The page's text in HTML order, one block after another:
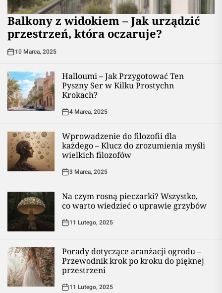
Balkony z widokiem – Jak urządzić
przestrzeń, która oczaruje?
10 Marca, 2025
Halloumi – Jak Przygotować Ten
Pyszny Ser w Kilku Prostychn
Krokach?
4 Marca, 2025
Wprowadzenie do filozofii dla
każdego – Klucz do zrozumienia myśli
wielkich filozofów
3 Marca, 2025
Na czym rosną pieczarki? Wszystko,
co warto wiedzieć o uprawie grzybów
11 Lutego, 2025
Porady dotyczące aranżacji ogrodu –
Przewodnik krok po kroku do pięknej
przestrzeni
11 Lutego, 2025